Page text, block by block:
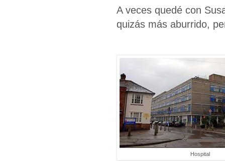
A veces quedé con
quizás más aburrido,
Hospital